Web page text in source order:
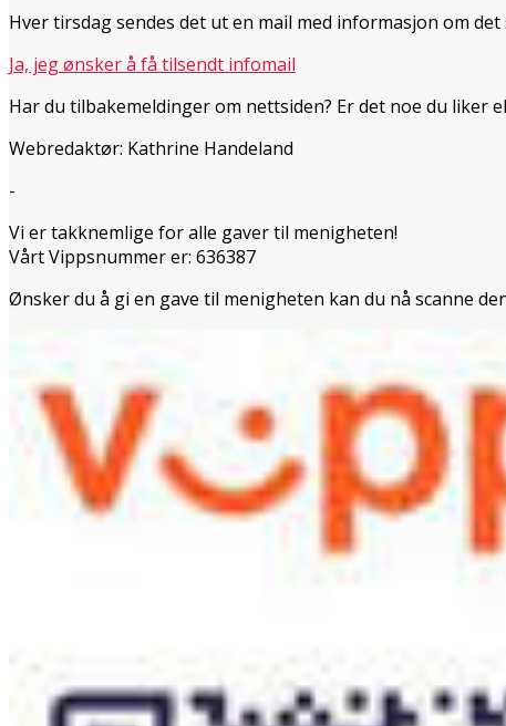
Hver tirsdag sendes det ut en mail med informasjon om
Ja, jeg ønsker å få tilsendt infomail
Har du tilbakemeldinger om nettsiden? Er det noe du liker
Webredaktør: Kathrine Handeland
-
Vi er takknemlige for alle gaver til menigheten!
Vårt Vippsnummer er: 636387
Ønsker du å gi en gave til menigheten kan du nå scanne